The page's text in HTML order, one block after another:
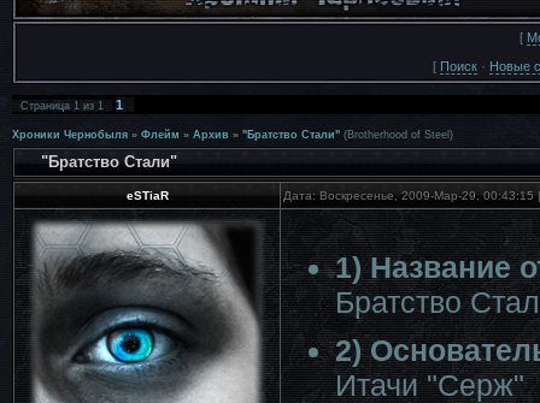
[
[ Поиск · Новые
Страница1из1 1
Хроники Чернобыля » Флейм » Архив » "Братство Стали" (Brotherhood of Steel)
"Братство Стали"
eSTiaR Дата: Воскресенье, 2009-Мар-29,
1) Название
Братство
2)
Итачи "Серж"